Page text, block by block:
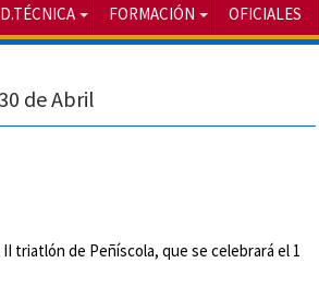
D.TÉCNICA FORMACIÓN OFICIALES
de Abril
triatlón de Peñíscola, que se celebrará el 1